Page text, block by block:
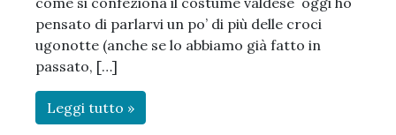
pensato di parlarvi un po’ di più delle croci
ugonotte (anche se lo abbiamo già fatto in
passato, […]
Leggi tutto »